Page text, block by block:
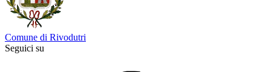
Comune di Rivodutri
Seguici su